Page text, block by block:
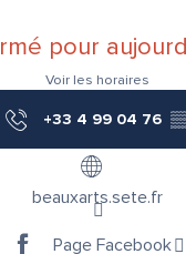
pour
Voir les horaires
+33 4 99 04 76
beauxarts.sete.fr
Page Facebook